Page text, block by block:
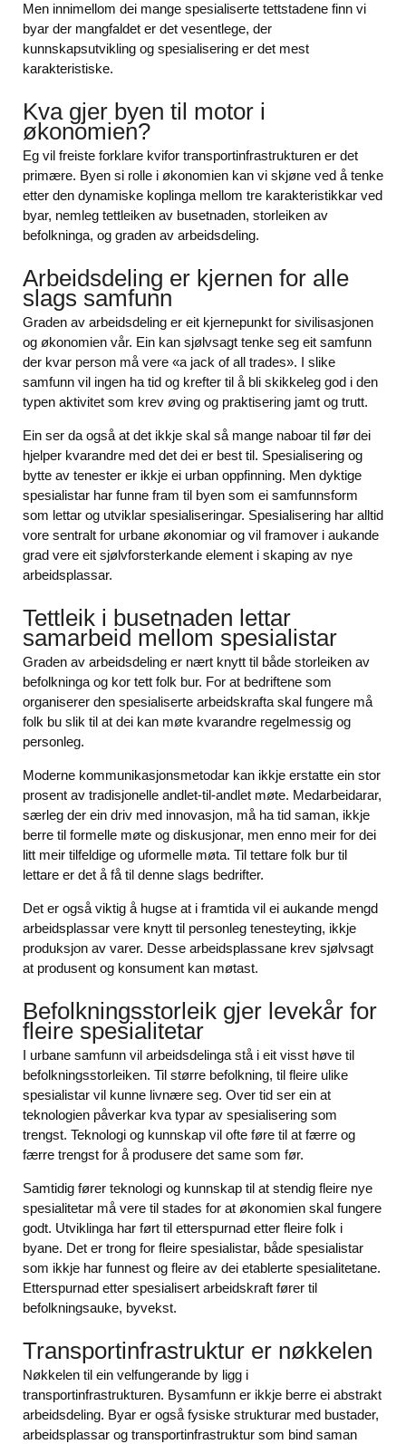
Men innimellom dei mange spesialiserte tettstadene finn vi
byar der mangfaldet er det vesentlege, der
kunnskapsutvikling og spesialisering er det mest
karakteristiske.
Kva gjer byen til motor i
økonomien?
Eg vil freiste forklare kvifor transportinfrastrukturen er det
primære. Byen si rolle i økonomien kan vi skjøne ved å tenke
etter den dynamiske koplinga mellom tre karakteristikkar ved
byar, nemleg tettleiken av busetnaden, storleiken av
befolkninga, og graden av arbeidsdeling.
Arbeidsdeling er kjernen for alle
slags samfunn
Graden av arbeidsdeling er eit kjernepunkt for sivilisasjonen
og økonomien vår. Ein kan sjølvsagt tenke seg eit samfunn
der kvar person må vere «a jack of all trades». I slike
samfunn vil ingen ha tid og krefter til å bli skikkeleg god i den
typen aktivitet som krev øving og praktisering jamt og trutt.
Ein ser da også at det ikkje skal så mange naboar til før dei
hjelper kvarandre med det dei er best til. Spesialisering og
bytte av tenester er ikkje ei urban oppfinning. Men dyktige
spesialistar har funne fram til byen som ei samfunnsform
som lettar og utviklar spesialiseringar. Spesialisering har alltid
vore sentralt for urbane økonomiar og vil framover i aukande
grad vere eit sjølvforsterkande element i skaping av nye
arbeidsplassar.
Tettleik i busetnaden lettar
samarbeid mellom spesialistar
Graden av arbeidsdeling er nært knytt til både storleiken av
befolkninga og kor tett folk bur. For at bedriftene som
organiserer den spesialiserte arbeidskrafta skal fungere må
folk bu slik til at dei kan møte kvarandre regelmessig og
personleg.
Moderne kommunikasjonsmetodar kan ikkje erstatte ein stor
prosent av tradisjonelle andlet-til-andlet møte. Medarbeidarar,
særleg der ein driv med innovasjon, må ha tid saman, ikkje
berre til formelle møte og diskusjonar, men enno meir for dei
litt meir tilfeldige og uformelle møta. Til tettare folk bur til
lettare er det å få til denne slags bedrifter.
Det er også viktig å hugse at i framtida vil ei aukande mengd
arbeidsplassar vere knytt til personleg tenesteyting, ikkje
produksjon av varer. Desse arbeidsplassane krev sjølvsagt
at produsent og konsument kan møtast.
Befolkningsstorleik gjer levekår for
fleire spesialitetar
I urbane samfunn vil arbeidsdelinga stå i eit visst høve til
befolkningsstorleiken. Til større befolkning, til fleire ulike
spesialistar vil kunne livnære seg. Over tid ser ein at
teknologien påverkar kva typar av spesialisering som
trengst. Teknologi og kunnskap vil ofte føre til at færre og
færre trengst for å produsere det same som før.
Samtidig fører teknologi og kunnskap til at stendig fleire nye
spesialitetar må vere til stades for at økonomien skal fungere
godt. Utviklinga har ført til etterspurnad etter fleire folk i
byane. Det er trong for fleire spesialistar, både spesialistar
som ikkje har funnest og fleire av dei etablerte spesialitetane.
Etterspurnad etter spesialisert arbeidskraft fører til
befolkningsauke, byvekst.
Transportinfrastruktur er nøkkelen
Nøkkelen til ein velfungerande by ligg i
transportinfrastrukturen. Bysamfunn er ikkje berre ei abstrakt
arbeidsdeling. Byar er også fysiske strukturar med bustader,
arbeidsplassar og transportinfrastruktur som bind saman